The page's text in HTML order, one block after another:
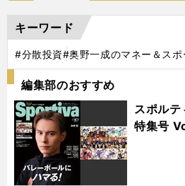
キーワード
#分散投資#奥野一成のマネー＆スポ
編集部のおすすめ
スポル
特集号